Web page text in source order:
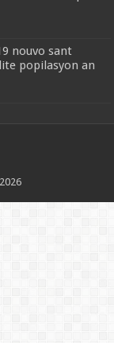
nouvo sant
popilasyon an